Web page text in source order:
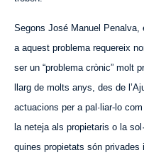
Segons José Manuel
a aquest problema requereix
ser un “problema crònic” molt
llarg de molts anys, des de
actuacions per a pal·liar-lo
la neteja als propietaris o la
quines propietats són